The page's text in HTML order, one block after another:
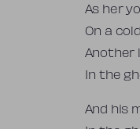
As her
On a
Another
In the
And his